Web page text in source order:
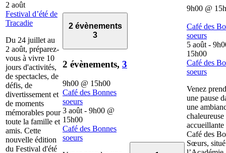
2 août
Festival d’été de
Tracadie
Du 24 juillet au
2 août, préparez-
vous à vivre 10
jours d'activités,
de spectacles, de
défis, de
divertissement et
de moments
mémorables pour
toute la famille et
amis. Cette
nouvelle édition
du Festival d'été
2 évènements
3
2 évènements, 3
9h00 @ 15h00
Café des Bonnes
soeurs
3 août - 9h00 @
15h00
Café des Bonnes
soeurs
9h00 @
Café des
soeurs
5 août -
15h00
Café des
soeurs
Venez
une pause
une
chaleureuse
accueillante
Café des
Sœurs,